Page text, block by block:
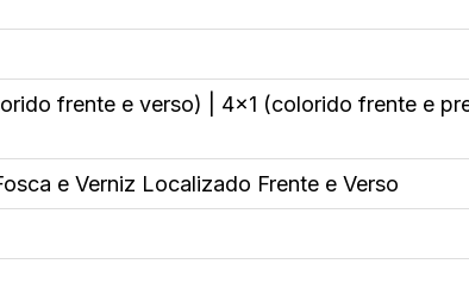
frente e verso) | 4x1 (colorido frente e
e Verniz Localizado Frente e Verso